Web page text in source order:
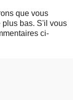
que vous
plus bas. S'il vous
ci-